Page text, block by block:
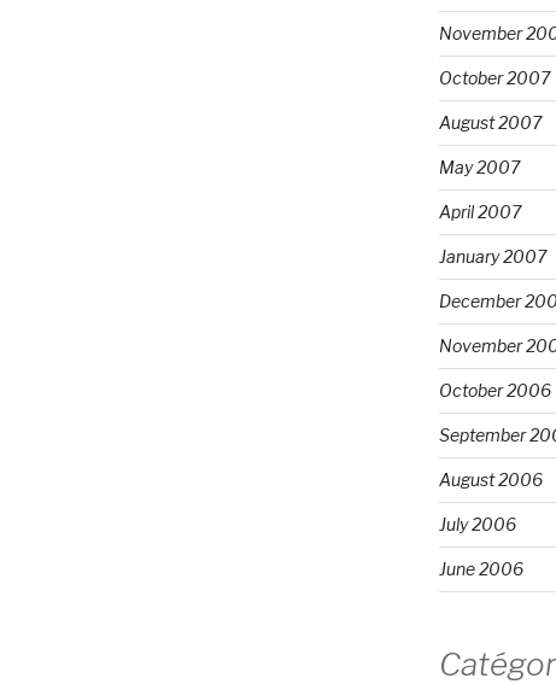
November
October 2007
August 2007
May 2007
April 2007
January 2007
December
November
October 2006
September
August 2006
July 2006
June 2006